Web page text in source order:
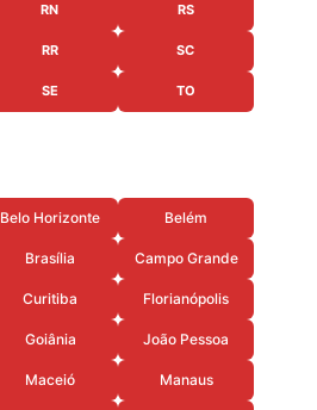
RN RS
RR SC
SE TO
Belo Horizonte Belém
Brasília Campo Grande
Curitiba Florianópolis
Goiânia João Pessoa
Maceió Manaus